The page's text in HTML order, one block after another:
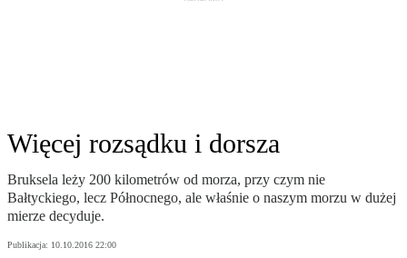
Więcej rozsądku i dorsza
Bruksela leży 200 kilometrów od morza, przy czym nie
Bałtyckiego, lecz Północnego, ale właśnie o naszym morzu w dużej
mierze decyduje.
Publikacja: 10.10.2016 22:00